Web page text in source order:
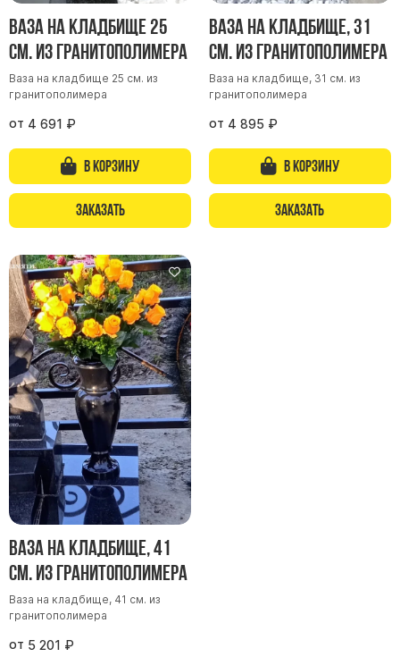
Памятники с полноформатным фото
Склеп
Cкульптуры ангел
Детские памятники
Памятники Мусульманские
Памятники Армянские
Европейские памятники
Памятники в форме креста
Зеркальные памятники
Памятники из белого мрамора Коелга
Креативные памятники
Кресты из белого мрамора
Фигурные памятники
Памятники в виде гитары
Памятники комбинированные
Памятники из цветного гранита
Памятники красные
Памятники красно-черные
Памятники коричневые
Памятники серые
Ваза на кладбище 25
см. из гранитополимера
Ваза на кладбище 25 см. из
гранитополимера
от 4 691 ₽
В корзину
Заказать
Ваза на кладбище, 31
см. из гранитополимера
Ваза на кладбище, 31 см. из
гранитополимера
от 4 895 ₽
В корзину
Заказать
Ваза на кладбище, 41
см. из гранитополимера
Ваза на кладбище, 41 см. из
гранитополимера
от 5 201 ₽